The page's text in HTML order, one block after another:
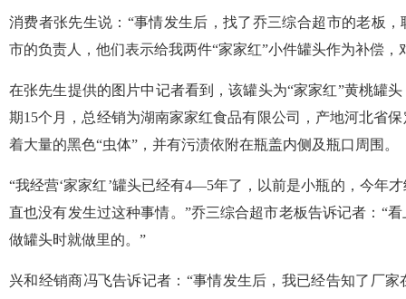
消费者张先生说：“事情发生后，找了乔三综合超市的老板
市的负责人，他们表示给我两件“家家红”小件罐头作为补偿，
在张先生提供的图片中记者看到，该罐头为“家家红”黄桃罐
期15个月，总经销为湖南家家红食品有限公司，产地河北省
着大量的黑色“虫体”，并有污渍依附在瓶盖内侧及瓶口周围。
“我经营‘家家红’罐头已经有4—5年了，以前是小瓶的，今年
直也没有发生过这种事情。”乔三综合超市老板告诉记者：“
做罐头时就做里的。”
兴和经销商冯飞告诉记者：“事情发生后，我已经告知了厂